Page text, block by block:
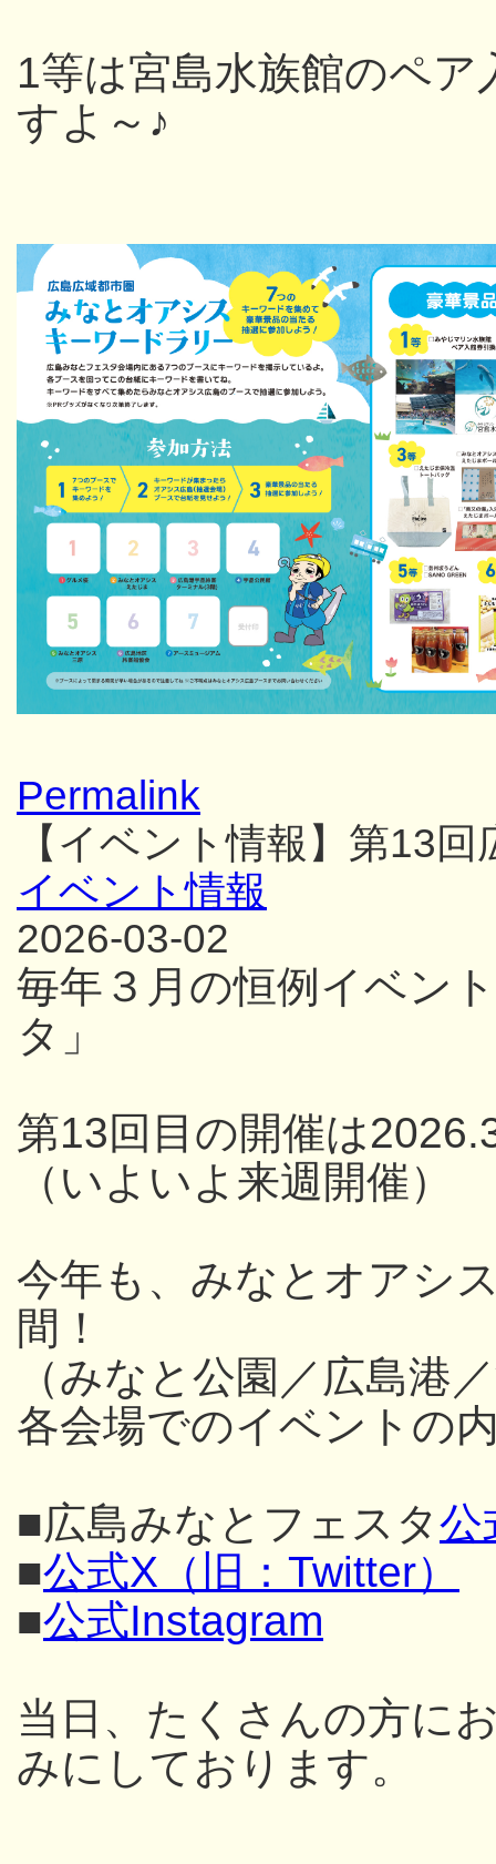
1等は宮島水族館のペ
すよ～♪
Permalink
【イベント情報】第13
イベント情報
2026-03-02
毎年３月の恒例イベン
タ」
第13回目の開催は
（いよいよ来週開催）
今年も、みなとオアシ
間！
（みなと公園／広島港
各会場でのイベントの
■広島みなとフェスタ公
■公式X（旧：Twitter）
■公式Instagram
当日、たくさんの方に
みにしております。